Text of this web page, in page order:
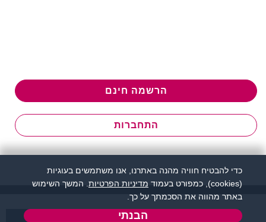
הרשמה חינם
התחברות
כדי להבטיח חוויה מהנה באתרנו, אנו משתמשים בעוגיות
(cookies), כמפורט בעמוד
מדיניות הפרטיות . המשך השימוש
באתר מהווה את הסכמתך על כך.
הבנתי